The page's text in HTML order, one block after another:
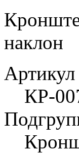
наклон
Артикул
КР-